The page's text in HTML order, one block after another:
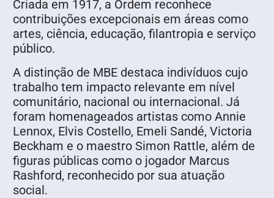
Criada em 1917, a Ordem reconhece
contribuições excepcionais em áreas como
artes, ciência, educação, filantropia e serviço
público.
A distinção de MBE destaca indivíduos cujo
trabalho tem impacto relevante em nível
comunitário, nacional ou internacional. Já
foram homenageados artistas como Annie
Lennox, Elvis Costello, Emeli Sandé, Victoria
Beckham e o maestro Simon Rattle, além de
figuras públicas como o jogador Marcus
Rashford, reconhecido por sua atuação
social.